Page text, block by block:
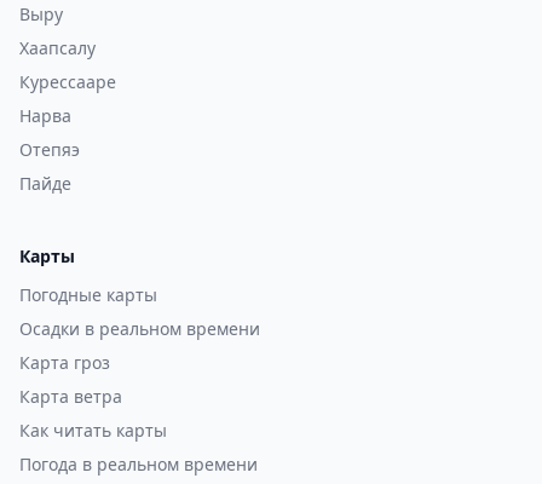
Выру
Хаапсалу
Курессааре
Нарва
Отепяэ
Пайде
Карты
Погодные карты
Осадки в реальном времени
Карта гроз
Карта ветра
Как читать карты
Погода в реальном времени